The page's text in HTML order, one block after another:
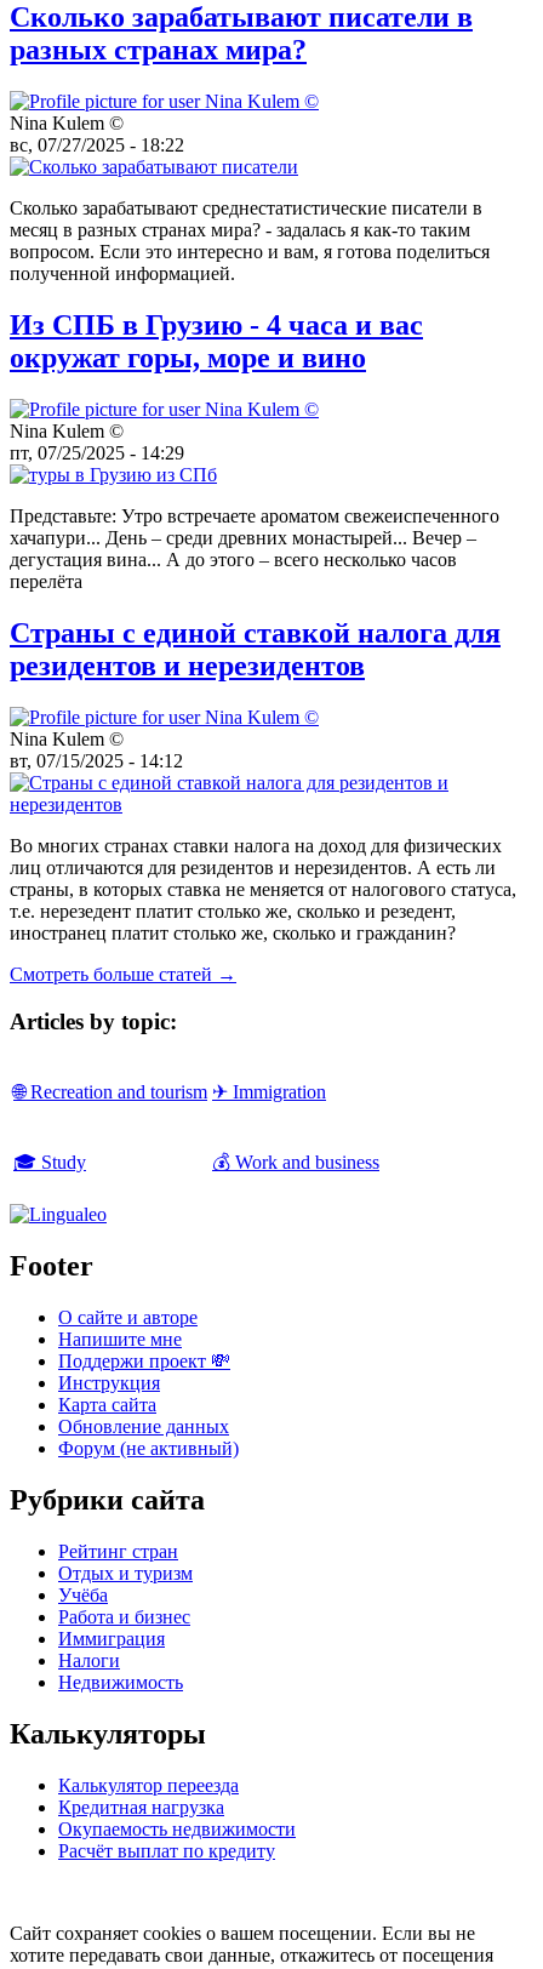
Сколько зарабатывают писатели в
разных странах мира?
Nina Kulem ©️
вс, 07/27/2025 - 18:22
Сколько зарабатывают среднестатистические писатели в
месяц в разных странах мира? - задалась я как-то таким
вопросом. Если это интересно и вам, я готова поделиться
полученной информацией.
Из СПБ в Грузию - 4 часа и вас
окружат горы, море и вино
Nina Kulem ©️
пт, 07/25/2025 - 14:29
Представьте: Утро встречаете ароматом свежеиспеченного
хачапури... День – среди древних монастырей... Вечер –
дегустация вина... А до этого – всего несколько часов
перелёта
Страны с единой ставкой налога для
резидентов и нерезидентов
Nina Kulem ©️
вт, 07/15/2025 - 14:12
Во многих странах ставки налога на доход для физических
лиц отличаются для резидентов и нерезидентов. А есть ли
страны, в которых ставка не меняется от налогового статуса,
т.е. нерезедент платит столько же, сколько и резедент,
иностранец платит столько же, сколько и гражданин?
Смотреть больше статей →
Articles by topic:
🌐 Recreation and tourism ✈ Immigration
🎓 Study 💰 Work and business
Footer
О сайте и авторе
Напишите мне
Поддержи проект 💸
Инструкция
Карта сайта
Обновление данных
Форум (не активный)
Рубрики сайта
Рейтинг стран
Отдых и туризм
Учёба
Работа и бизнес
Иммиграция
Налоги
Недвижимость
Калькуляторы
Калькулятор переезда
Кредитная нагрузка
Окупаемость недвижимости
Расчёт выплат по кредиту
Сайт сохраняет cookies о вашем посещении. Если вы не
хотите передавать свои данные, откажитесь от посещения